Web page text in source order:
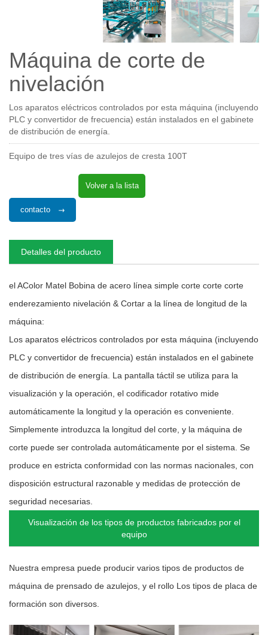
Máquina de corte de
nivelación
Los aparatos eléctricos controlados por esta máquina (incluyendo
PLC y convertidor de frecuencia) están instalados en el gabinete
de distribución de energía.
Equipo de tres vías de azulejos de cresta 100T
contacto
Volver a la lista
Detalles del producto
el AColor Matel Bobina de acero línea simple corte corte corte
enderezamiento nivelación & Cortar a la línea de longitud de la
máquina:
Los aparatos eléctricos controlados por esta máquina (incluyendo
PLC y convertidor de frecuencia) están instalados en el gabinete
de distribución de energía. La pantalla táctil se utiliza para la
visualización y la operación, el codificador rotativo mide
automáticamente la longitud y la operación es conveniente.
Simplemente introduzca la longitud del corte, y la máquina de
corte puede ser controlada automáticamente por el sistema. Se
produce en estricta conformidad con las normas nacionales, con
disposición estructural razonable y medidas de protección de
seguridad necesarias.
Visualización de los tipos de productos fabricados por el
equipo
Nuestra empresa puede producir varios tipos de productos de
máquina de prensado de azulejos, y el rollo Los tipos de placa de
formación son diversos.